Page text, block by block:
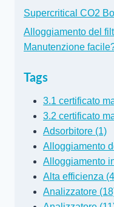
Supercritical CO2
Alloggiamento del
Manutenzione
Tags
3.1 certificato
3.2 certificato
Adsorbitore (1)
Alloggiamento
Alloggiamento
Alta efficienza
Analizzatore